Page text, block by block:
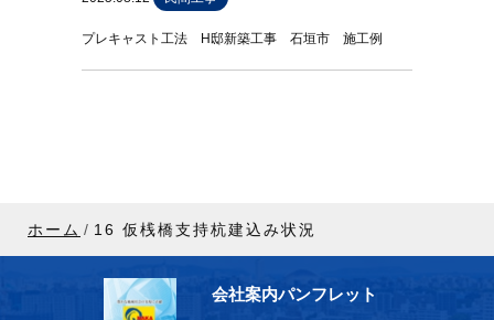
プレキャスト工法 H邸新築工事 石垣市 施工例
ホーム 16 仮桟橋支持杭建込み状況
会社案内パンフレット